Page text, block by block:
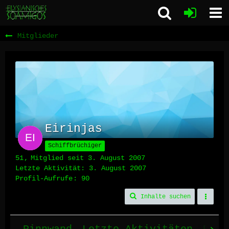
Mitglieder
Eirinjas
Schiffbrüchiger
51
Mitglied seit 3. August 2007
Letzte Aktivität: 3. August 2007
Profil-Aufrufe
90
Inhalte suchen